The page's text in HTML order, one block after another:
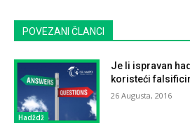
POVEZANI ČLANCI
Hadždž
Je li ispravan
koristeći
26 Augusta, 2016